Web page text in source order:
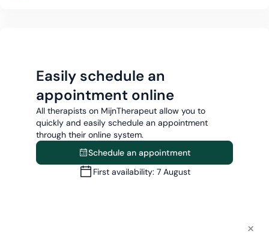
Easily schedule an
appointment online
All therapists on MijnTherapeut allow you to
quickly and easily schedule an appointment
through their online system.
Schedule an appointment
First availability: 7 August